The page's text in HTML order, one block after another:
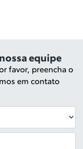
equipe
favor, preencha o
em contato